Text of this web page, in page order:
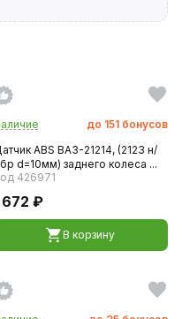
до 151 бонусов
ABS ВАЗ-21214, (2123 н/
d=10мм) заднего колеса ...
426971
672 ₽
В корзину